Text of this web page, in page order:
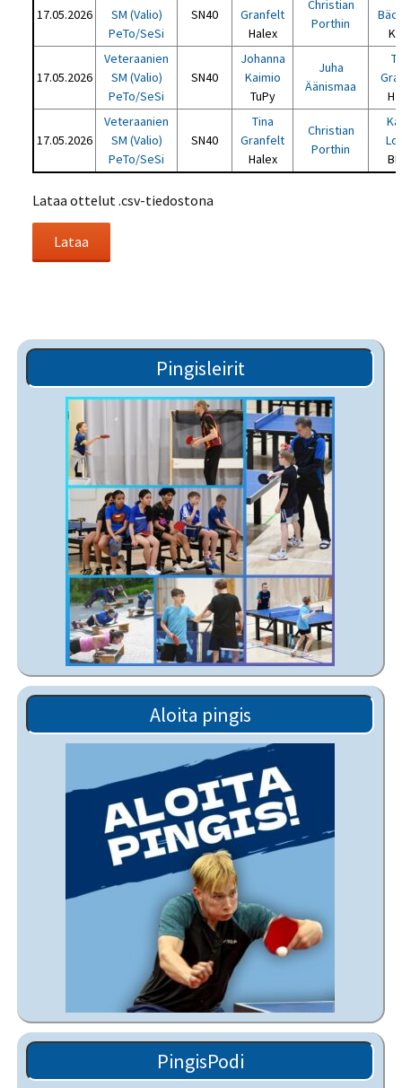
17.05.2026
SM (Valio)
PeTo/SeSi
SN40
Granfelt
Halex
Christian
Porthin
17.05.2026
Veteraanien
SM (Valio)
PeTo/SeSi
SN40
Johanna
Kaimio
TuPy
Juha
Äänismaa
17.05.2026
Veteraanien
SM (Valio)
PeTo/SeSi
SN40
Tina
Granfelt
Halex
Christian
Porthin
Lataa ottelut .csv-tiedostona
Pingisleirit
Aloita pingis
PingisPodi